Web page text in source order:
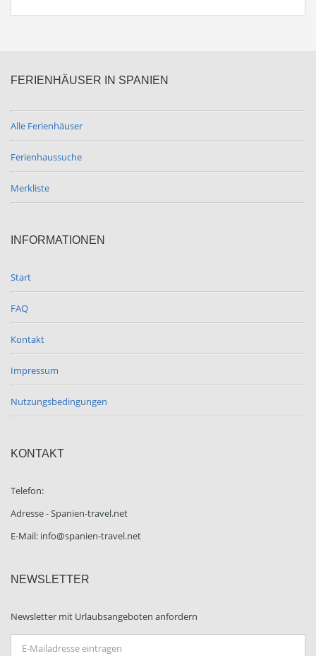
FERIENHÄUSER IN SPANIEN
Alle Ferienhäuser
Ferienhaussuche
Merkliste
INFORMATIONEN
Start
FAQ
Kontakt
Impressum
Nutzungsbedingungen
KONTAKT
Telefon:
Adresse - Spanien-travel.net
E-Mail: info@spanien-travel.net
NEWSLETTER
Newsletter mit Urlaubsangeboten anfordern